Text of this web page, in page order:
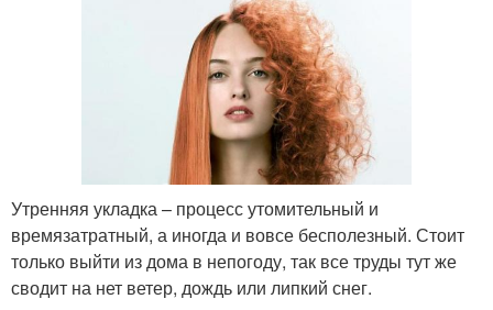
Утренняя укладка – процесс утомительный и
времязатратный, а иногда и вовсе бесполезный. Стоит
только выйти из дома в непогоду, так все труды тут же
сводит на нет ветер, дождь или липкий снег.